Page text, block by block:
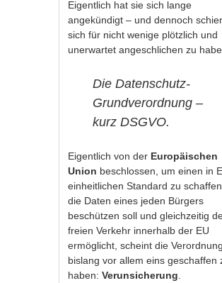
Eigentlich hat sie sich lange
angekündigt – und dennoch
sich für nicht wenige plötzlich und
unerwartet angeschlichen zu
Die Datenschutz-
Grundverordnung –
kurz DSGVO.
Eigentlich von der Europäischen
Union beschlossen, um einen in
einheitlichen Standard zu
die Daten eines jeden Bürgers
beschützen soll und gleichzeitig
freien Verkehr innerhalb der EU
ermöglicht, scheint die
bislang vor allem eins geschaffen
haben:Verunsicherung